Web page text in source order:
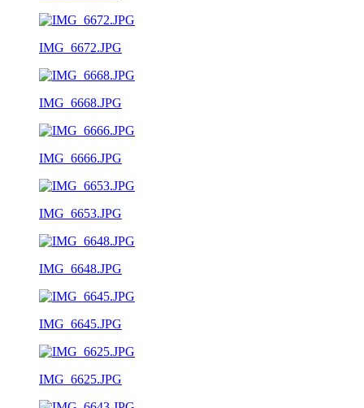
IMG_6672.JPG
IMG_6668.JPG
IMG_6666.JPG
IMG_6653.JPG
IMG_6648.JPG
IMG_6645.JPG
IMG_6625.JPG